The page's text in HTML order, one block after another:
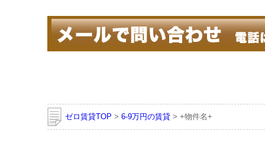
ゼロ賃貸TOP > 6-9万円の賃貸 > +物件名+